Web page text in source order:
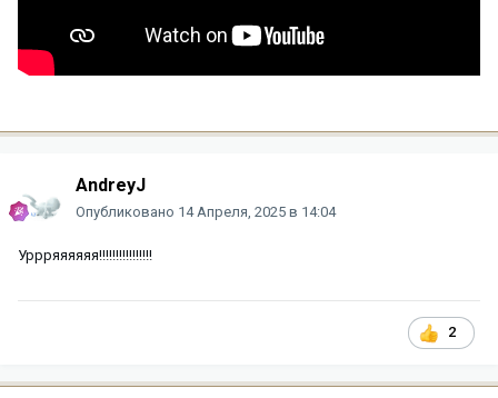
AndreyJ
Опубликовано 14 Апреля, 2025 в 14:04
Уррряяяяяя!!!!!!!!!!!!!!!!
2